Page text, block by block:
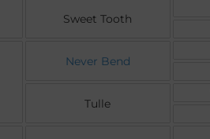
Sweet Tooth
Never Bend
Tulle